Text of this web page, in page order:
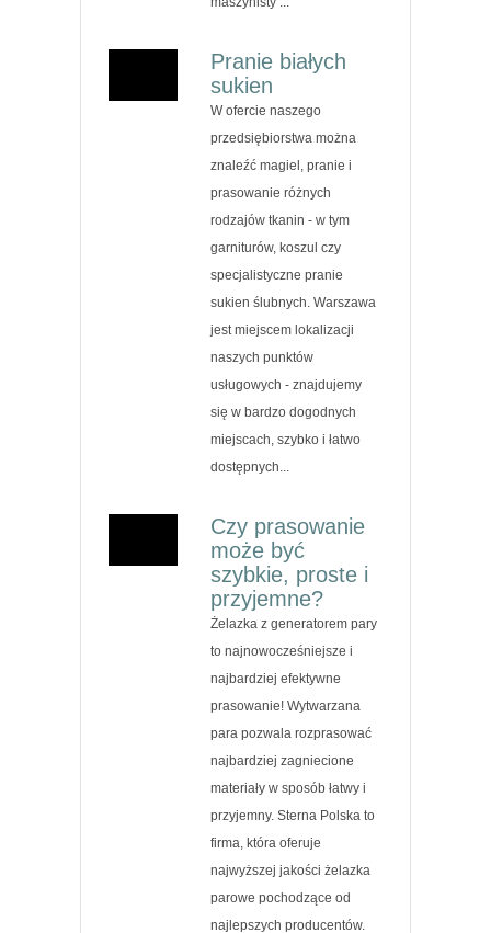
Pranie białych
sukien
W ofercie naszego
przedsiębiorstwa można
znaleźć magiel, pranie i
prasowanie różnych
rodzajów tkanin - w tym
garniturów, koszul czy
specjalistyczne pranie
sukien ślubnych. Warszawa
jest miejscem lokalizacji
naszych punktów
usługowych - znajdujemy
się w bardzo dogodnych
miejscach, szybko i łatwo
dostępnych...
Czy prasowanie
może być
szybkie, proste i
przyjemne?
Żelazka z generatorem pary
to najnowocześniejsze i
najbardziej efektywne
prasowanie! Wytwarzana
para pozwala rozprasować
najbardziej zagniecione
materiały w sposób łatwy i
przyjemny. Sterna Polska to
firma, która oferuje
najwyższej jakości żelazka
parowe pochodzące od
najlepszych producentów.